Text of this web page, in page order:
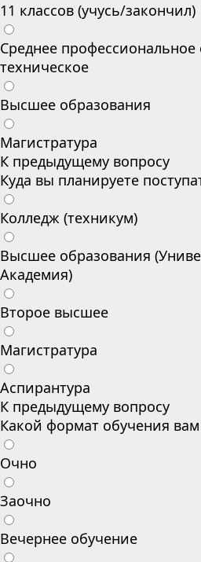
11 классов (учусь/закончил)
Среднее
техническое
Высшее образования
Магистратура
К предыдущему вопросу
Куда вы планируете
Колледж (техникум)
Высшее образования
Академия)
Второе высшее
Магистратура
Аспирантура
К предыдущему вопросу
Какой формат обучения
Очно
Заочно
Вечернее обучение